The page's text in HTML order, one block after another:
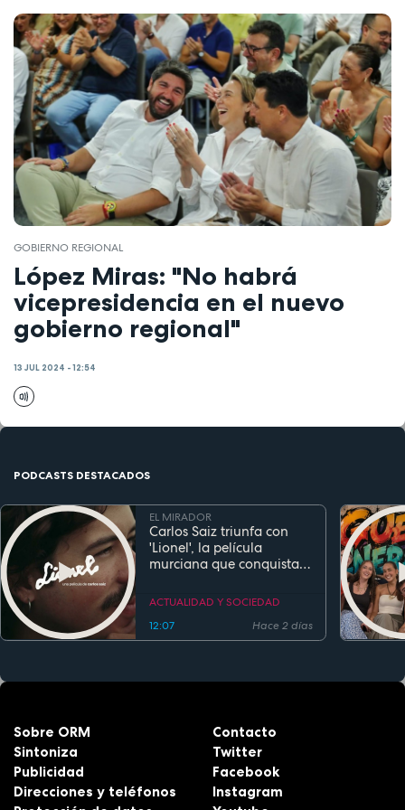
GOBIERNO REGIONAL
López Miras: "No habrá
vicepresidencia en el nuevo
gobierno regional"
13 JUL 2024 - 12:54
PODCASTS DESTACADOS
EL MIRADOR
Carlos Saiz triunfa con
'Lionel', la película
murciana que conquista
estreno
ACTUALIDAD Y SOCIEDAD
12:07
Hace 2 días
Sobre ORM
Sintoniza
Publicidad
Direcciones y teléfonos
Contacto
Twitter
Facebook
Instagram